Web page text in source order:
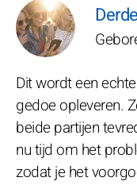
Dit wordt een
gedoe opleveren.
beide partijen
nu tijd om het
zodat je het